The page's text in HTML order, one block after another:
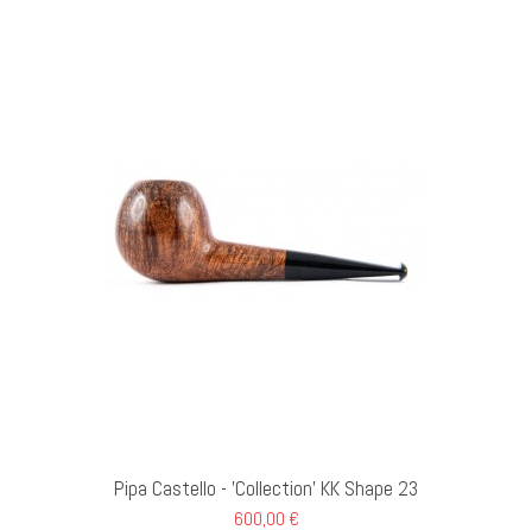
Pipa Castello - 'Collection' KK Shape 23
600,00 €